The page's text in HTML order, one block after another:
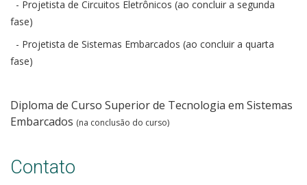
- Projetista de Circuitos Eletrônicos (ao concluir a segunda
fase)
- Projetista de Sistemas Embarcados (ao concluir a quarta
fase)
Diploma de Curso Superior de Tecnologia em Sistemas
Embarcados (na conclusão do curso)
Contato